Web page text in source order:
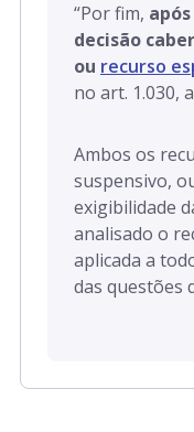
“Por fim,
decisão
ou recurso
no art. 1.030,
Ambos os
suspensivo,
exigibilidade
analisado o
aplicada a
das questões